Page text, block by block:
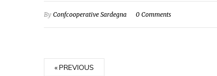
By Confcooperative Sardegna 0 Comments
PREVIOUS